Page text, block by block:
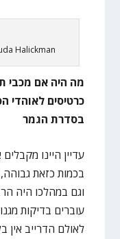
Halickman
מה היה אם מכבי
כרטיסים
בסדרת הגמר
עדיין היינו
בכמות כזאת
וגם במהלכו היה
עוברים בדיקות
לאולם הדרייב אין